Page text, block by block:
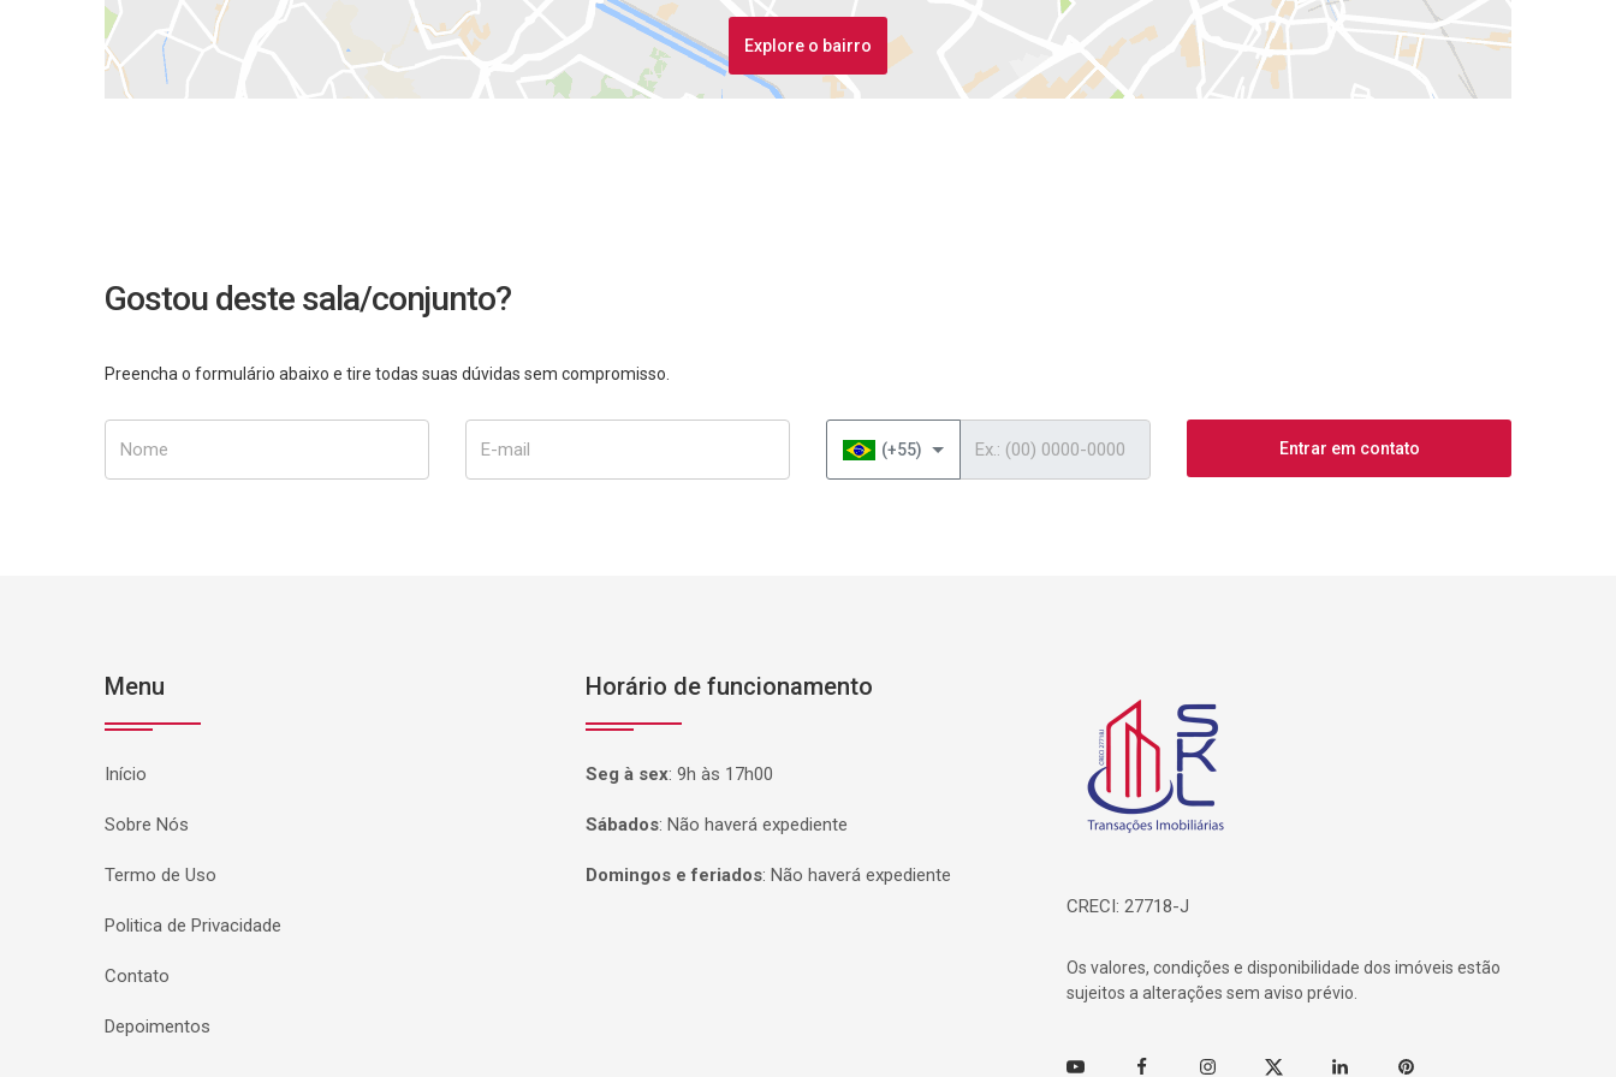
Explore o bairro
Gostou deste sala/conjunto?
Preencha o formulário abaixo e tire todas suas dúvidas sem compromisso.
(+55) Entrar em contato
Menu
Início
Sobre Nós
Termo de Uso
Politica de Privacidade
Contato
Depoimentos
Horário de funcionamento
Seg à sex: 9h às 17h00
Sábados: Não haverá expediente
Domingos e feriados: Não haverá expediente
Página inicial
CRECI: 27718-J
Os valores, condições e disponibilidade dos imóveis estão
sujeitos a alterações sem aviso prévio.
Youtube FacebookInstagramTwitter Linkedin Pinterest